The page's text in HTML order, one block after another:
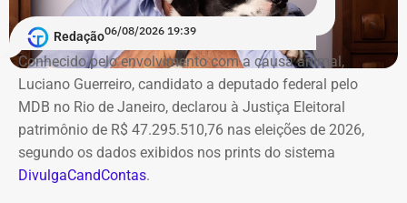
Redação06/08/2026 19:39
Conhecido pelo envolvimento com a causa animal,
Luciano Guerreiro, candidato a deputado federal pelo
MDB no Rio de Janeiro, declarou à Justiça Eleitoral
patrimônio de R$ 47.295.510,76 nas eleições de 2026,
segundo os dados exibidos nos prints do sistema
DivulgaCandContas.